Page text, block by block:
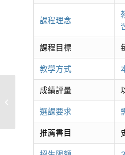
課程理念
課程目標
教學方式
成績評量
選課要求
推薦書目
內湖琴音-二胡初、進階